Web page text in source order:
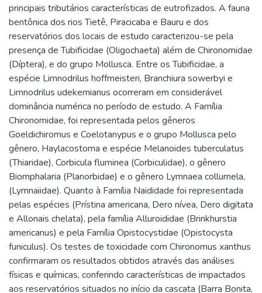
principais tributários características de eutrofizados. A fauna
bentônica dos rios Tietê, Piracicaba e Bauru e dos
reservatórios dos locais de estudo caracterizou-se pela
presença de Tubificidae (Oligochaeta) além de Chironomidae
(Díptera), e do grupo Mollusca. Entre os Tubificidae, a
espécie Limnodrilus hoffmeisteri, Branchiura sowerbyi e
Limnodrilus udekemianus ocorreram em considerável
dominância numérica no período de estudo. A Família
Chironomidae, foi representada pelos gêneros
Goeldichiromus e Coelotanypus e o grupo Mollusca pelo
gênero, Haylacostoma e espécie Melanoides tuberculatus
(Thiaridae), Corbicula fluminea (Corbiculidae), o gênero
Biomphalaria (Planorbidae) e o gênero Lymnaea collumela,
(Lymnaiidae). Quanto à Família Naididade foi representada
pelas espécies (Prístina americana, Dero nívea, Dero digitata
e Allonais chelata), pela família Alluroididae (Brinkhurstia
americanus) e pela Família Opistocystidae (Opistocysta
funiculus). Os testes de toxicidade com Chironomus xanthus
confirmaram os resultados obtidos através das análises
físicas e químicas, conferindo características de impactados
aos reservatórios situados no início da cascata (Barra Bonita,